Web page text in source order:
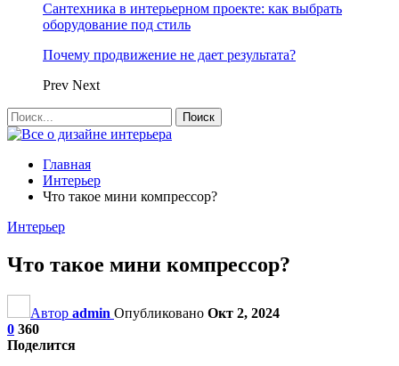
Сантехника в интерьерном проекте: как выбрать
оборудование под стиль
Почему продвижение не дает результата?
Prev Next
Главная
Интерьер
Что такое мини компрессор?
Интерьер
Что такое мини компрессор?
Автор admin Опубликовано Окт 2, 2024
0 360
Поделится